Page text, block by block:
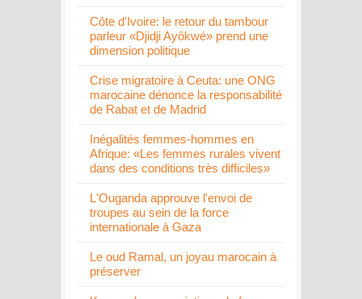
Côte d'Ivoire: le retour du tambour
parleur «Djidji Ayôkwé» prend une
dimension politique
Crise migratoire à Ceuta: une ONG
marocaine dénonce la responsabilité
de Rabat et de Madrid
Inégalités femmes-hommes en
Afrique: «Les femmes rurales vivent
dans des conditions très difficiles»
L'Ouganda approuve l'envoi de
troupes au sein de la force
internationale à Gaza
Le oud Ramal, un joyau marocain à
préserver